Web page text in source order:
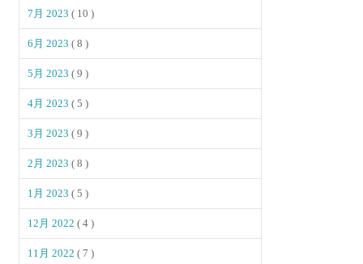
7月 2023( 10 )
6月 2023( 8 )
5月 2023( 9 )
4月 2023( 5 )
3月 2023( 9 )
2月 2023( 8 )
1月 2023( 5 )
12月 2022( 4 )
11月 2022( 7 )